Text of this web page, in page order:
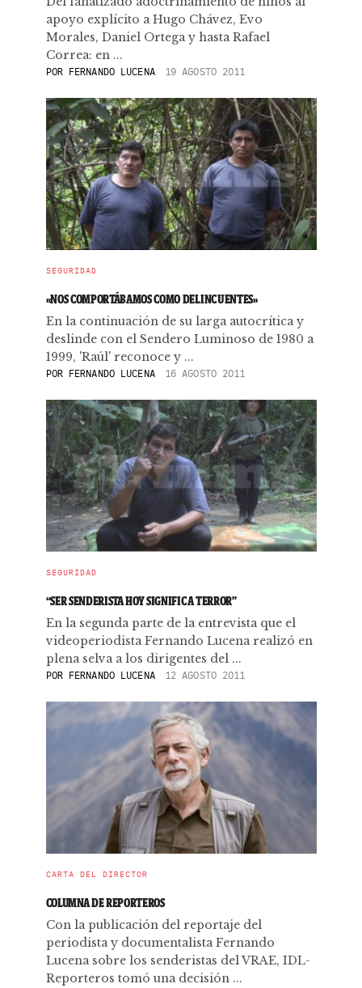
apoyo explícito a Hugo Chávez, Evo
Morales, Daniel Ortega y hasta Rafael
Correa: en ...
PORFERNANDO LUCENA 19 AGOSTO 2011
SEGURIDAD
«NOS COMPORTÁBAMOS COMO DELINCUENTES»
En la continuación de su larga autocrítica y
deslinde con el Sendero Luminoso de 1980 a
1999, 'Raúl' reconoce y ...
PORFERNANDO LUCENA 16 AGOSTO 2011
SEGURIDAD
“SER SENDERISTA HOY SIGNIFICA TERROR”
En la segunda parte de la entrevista que el
videoperiodista Fernando Lucena realizó en
plena selva a los dirigentes del ...
PORFERNANDO LUCENA 12 AGOSTO 2011
CARTA DEL DIRECTOR
COLUMNA DE REPORTEROS
Con la publicación del reportaje del
periodista y documentalista Fernando
Lucena sobre los senderistas del VRAE, IDL-
Reporteros tomó una decisión ...